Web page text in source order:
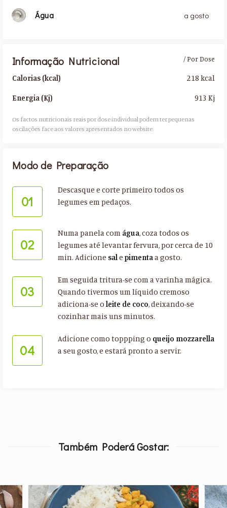
Água a gosto
Informação Nutricional
Calorias (kcal)
Energia (Kj)
/ Por Dose
218 kcal
913 Kj
Os factos nutricionais reais por dose individual podem ter pequenas
oscilações face aos valores apresentados no website.​
Modo de Preparação
01
Descasque e corte primeiro todos os
legumes em pedaços.
02
Numa panela com água, coza todos os
legumes até levantar fervura, por cerca de 10
min. Adicione salepimentaa gosto.
03
Em seguida tritura-se com a varinha mágica.
Quando tivermos um líquido cremoso
adiciona-se oleite de coco, deixando-se
cozinhar mais uns minutos.
04
Adicione como toppping o queijo mozzarella
a seu gosto, e estará pronto a servir.
Também Poderá Gostar: